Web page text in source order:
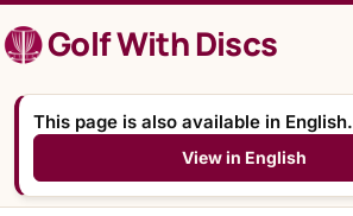
Inhalt
springenGolf With Discs
This page is also available in English.
View in English